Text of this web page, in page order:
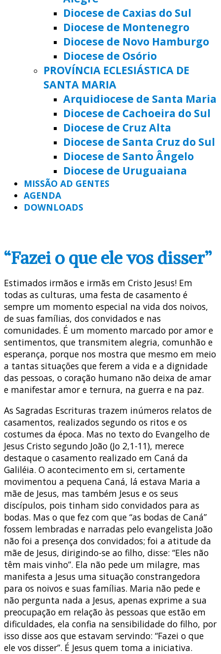
Diocese de Caxias do Sul
Diocese de Montenegro
Diocese de Novo Hamburgo
Diocese de Osório
PROVÍNCIA ECLESIÁSTICA DE
SANTA MARIA
Arquidiocese de Santa Maria
Diocese de Cachoeira do Sul
Diocese de Cruz Alta
Diocese de Santa Cruz do Sul
Diocese de Santo Ângelo
Diocese de Uruguaiana
MISSÃO AD GENTES
AGENDA
DOWNLOADS
“Fazei o que ele vos disser”
Estimados irmãos e irmãs em Cristo Jesus! Em
todas as culturas, uma festa de casamento é
sempre um momento especial na vida dos noivos,
de suas famílias, dos convidados e nas
comunidades. É um momento marcado por amor e
sentimentos, que transmitem alegria, comunhão e
esperança, porque nos mostra que mesmo em meio
a tantas situações que ferem a vida e a dignidade
das pessoas, o coração humano não deixa de amar
e manifestar amor e ternura, na guerra e na paz.
As Sagradas Escrituras trazem inúmeros relatos de
casamentos, realizados segundo os ritos e os
costumes da época. Mas no texto do Evangelho de
Jesus Cristo segundo João (Jo 2,1-11), merece
destaque o casamento realizado em Caná da
Galiléia. O acontecimento em si, certamente
movimentou a pequena Caná, lá estava Maria a
mãe de Jesus, mas também Jesus e os seus
discípulos, pois tinham sido convidados para as
bodas. Mas o que fez com que “as bodas de Caná”
fossem lembradas e narradas pelo evangelista João
não foi a presença dos convidados; foi a atitude da
mãe de Jesus, dirigindo-se ao filho, disse: “Eles não
têm mais vinho”. Ela não pede um milagre, mas
manifesta a Jesus uma situação constrangedora
para os noivos e suas famílias. Maria não pede e
não pergunta nada a Jesus, apenas exprime a sua
preocupação em relação às pessoas que estão em
dificuldades, ela confia na sensibilidade do filho, por
isso disse aos que estavam servindo: “Fazei o que
ele vos disser”. É Jesus quem toma a iniciativa.